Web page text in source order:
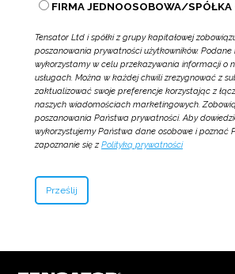
FIRMA JEDNOOSOBOWA/SPÓŁKA
Tensator Ltd i spółki z grupy kapitałowej
poszanowania prywatności użytkowników.
wykorzystamy w celu przekazywania informacji o
usługach. Można w każdej chwili zrezygnować z
zaktualizować swoje preferencje korzystając z
naszych wiadomościach marketingowych.
poszanowania Państwa prywatności. Aby
wykorzystujemy Państwa dane osobowe i poznać
zapoznanie się zPolityką prywatności